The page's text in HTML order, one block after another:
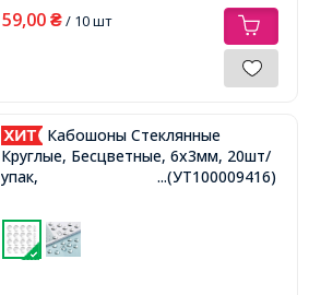
59,00 ₴/ 10 шт
Кабошоны Стеклянные
Круглые, Бесцветные, 6х3мм, 20шт/
упак,
...(УТ100009416)